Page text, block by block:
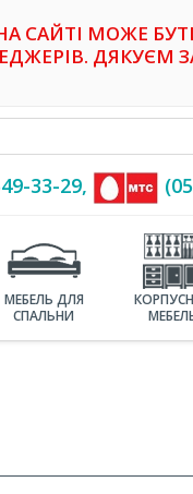
САЙТІ МОЖЕ
ДЯКУЄМ
33-29,
МЕБЕЛЬ ДЛЯ
СПАЛЬНИ